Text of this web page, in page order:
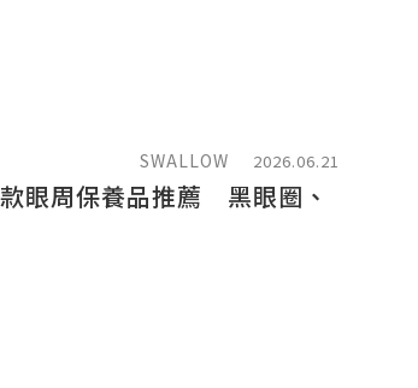
SWALLOW 2026.06.21
眼周保養品推薦 黑眼圈、